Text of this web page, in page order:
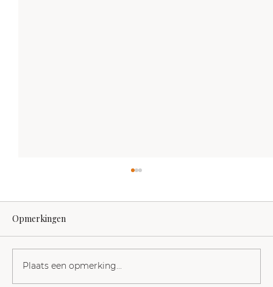
Opmerkingen
Plaats een opmerking...